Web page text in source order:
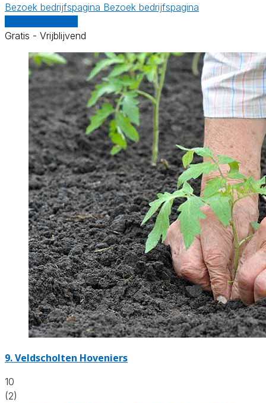
Bezoek bedrijfspagina Bezoek bedrijfspagina
Gratis - Vrijblijvend
9.Veldscholten Hoveniers
10
(2)